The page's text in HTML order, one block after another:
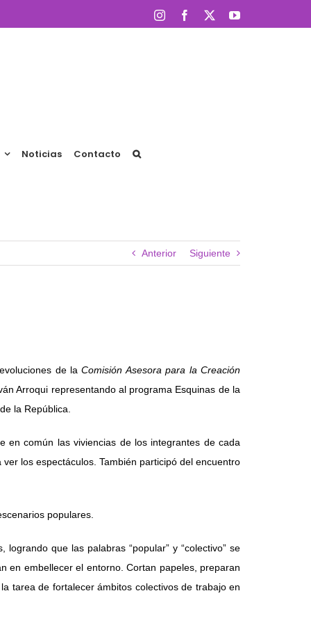
InstagramFacebook YouTube
Noticias Contacto
Anterior Siguiente
de la Comisión Asesora para la Creación
Arroqui representando al programa Esquinas de la
la República.
en común las viviencias de los integrantes de cada
los espectáculos. También participó del encuentro
populares.
que las palabras “popular” y “colectivo” se
en embellecer el entorno. Cortan papeles, preparan
tarea de fortalecer ámbitos colectivos de trabajo en